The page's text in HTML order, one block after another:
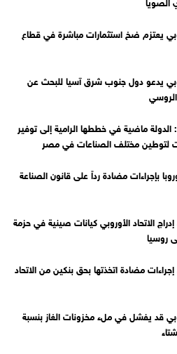
يعتزم ضخ استثمارات مباشرة في قطاع
يدعو دول جنوب شرق آسيا للبحث عن
الدولة ماضية في خططها الرامية إلى توفير
لتوطين مختلف الصناعات في مصر
بإجراءات مضادة رداً على قانون الصناعة
الاتحاد الأوروبي كيانات صينية في حزمة
روسيا
مضادة اتخذتها بحق بنكين من الاتحاد
قد يفشل في ملء مخزونات الغاز بنسبة